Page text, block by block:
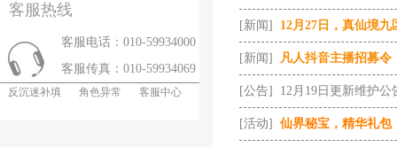
客服热线
客服电话：010-59934000
客服传真：010-59934069
反沉迷补填 角色异常 客服中心
[新闻] 12月27日，真仙境
[新闻] 凡人抖音主播招募令
[公告] 12月19日更新维护公
[活动] 仙界秘宝，精华礼包